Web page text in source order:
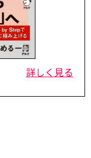
詳しく見る